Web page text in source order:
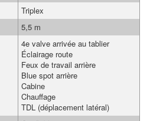
Triplex
5,5 m
4e valve arrivée au tablier
Éclairage route
Feux de travail arrière
Blue spot arrière
Cabine
Chauffage
TDL (déplacement latéral)